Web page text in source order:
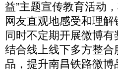
益”主题宣传教育活动
网友直观地感受和理
同时不定期开展微博有
结合线上线下多方整
品，提升南昌铁路微博